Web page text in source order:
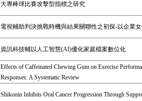
大專棒球比賽攻擊型指標之研究
電視輔助判決挑戰時機與結果關聯性之初探-以企業
資訊科技輔以人工智慧(AI)優化家庭檔案數位化
Effects of Caffeinated Chewing Gum on Exercise
Responses: A Systematic Review
Shikonin Inhibits Oral Cancer Progression Through